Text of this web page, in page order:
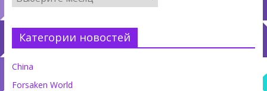
Категории новостей
China
Forsaken World